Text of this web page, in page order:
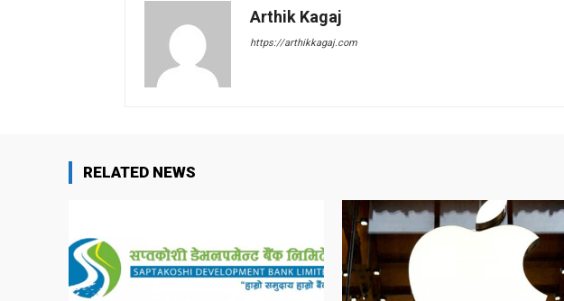
Arthik Kagaj
https://arthikkagaj.com
RELATED NEWS